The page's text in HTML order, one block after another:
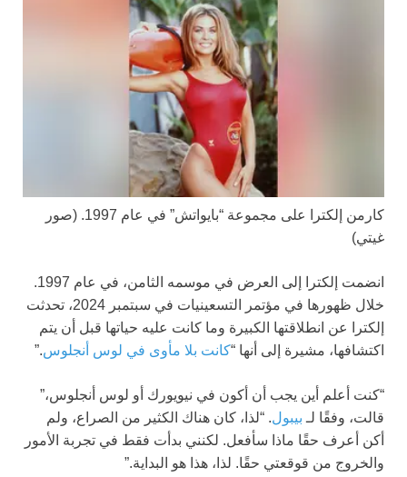
كارمن إلكترا على مجموعة “بايواتش” في عام 1997.
(صور
غيتي)
انضمت إلكترا إلى العرض في موسمه الثامن، في عام 1997.
خلال ظهورها في مؤتمر التسعينيات في سبتمبر 2024، تحدثت
إلكترا عن انطلاقتها الكبيرة وما كانت عليه حياتها قبل أن يتم
اكتشافها، مشيرة إلى أنها “كانت بلا مأوى في لوس أنجلوس.”
“كنت أعلم أين يجب أن أكون في نيويورك أو لوس أنجلوس،”
قالت، وفقًا لـ بيبول. “لذا، كان هناك الكثير من الصراع، ولم
أكن أعرف حقًا ماذا سأفعل. لكنني بدأت فقط في تجربة الأمور
والخروج من قوقعتي حقًا. لذا، هذا هو البداية.”